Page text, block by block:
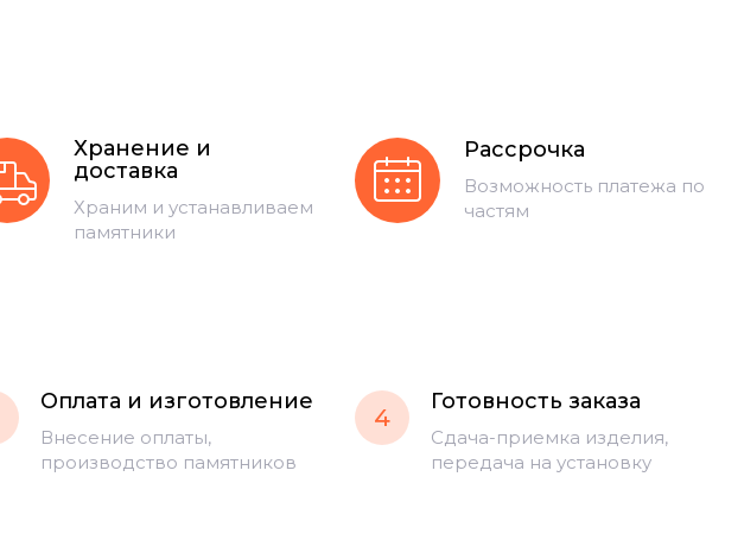
Хранение и
доставка
Храним и устанавливаем
памятники
Рассрочка
Возможность платежа по
частям
Оплата и изготовление
Внесение оплаты,
производство памятников
4
Готовность заказа
Сдача-приемка изделия,
передача на установку